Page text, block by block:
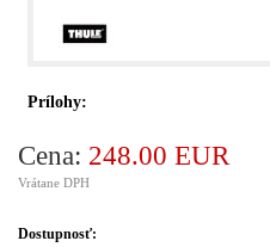
Prílohy:
Cena: 248.00 EUR
Vrátane DPH
Dostupnosť: